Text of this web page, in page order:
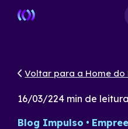
Voltar para a Home do
16/03/224 min de leitura
Blog Impulso